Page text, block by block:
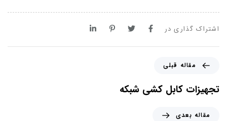
اشتراک گذاری در
مقاله قبلی
تجهیزات کابل کشی شبکه
مقاله بعدی